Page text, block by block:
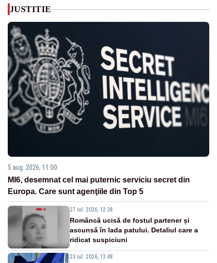
JUSTITIE
5 aug. 2026, 11:00
MI6, desemnat cel mai puternic serviciu secret din
Europa. Care sunt agenţiile din Top 5
27 iul. 2026, 12:38
Româncă ucisă de fostul partener și
ascunsă în lada patului. Detaliul care a
ridicat suspiciuni
23 iul. 2026, 13:48